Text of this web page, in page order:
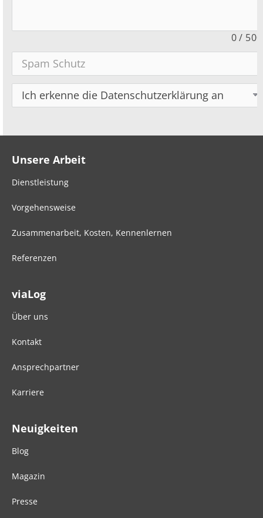
0/
Unsere Arbeit
Dienstleistung
Vorgehensweise
Zusammenarbeit, Kosten, Kennenlernen
Referenzen
viaLog
Über uns
Kontakt
Ansprechpartner
Karriere
Neuigkeiten
Blog
Magazin
Presse